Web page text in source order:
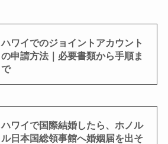
ハワイでのジョイントアカウント
の申請方法｜必要書類から手順ま
で
ハワイで国際結婚したら、ホノル
ル日本国総領事館へ婚姻届を出そ